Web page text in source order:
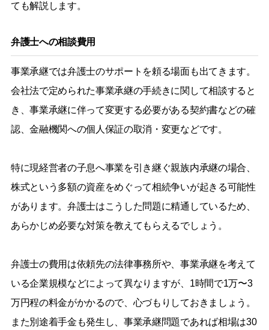
ても解説します。
弁護士への相談費用
事業承継では弁護士のサポートを頼る場面も出てきます。
会社法で定められた事業承継の手続きに関して相談すると
き、事業承継に伴って変更する必要がある契約書などの確
認、金融機関への個人保証の取消・変更などです。
特に現経営者の子息へ事業を引き継ぐ親族内承継の場合、
株式という多額の資産をめぐって相続争いが起きる可能性
があります。弁護士はこうした問題に精通しているため、
あらかじめ必要な対策を教えてもらえるでしょう。
弁護士の費用は依頼先の法律事務所や、事業承継を考えて
いる企業規模などによって異なりますが、1時間で1万〜3
万円程の料金がかかるので、心づもりしておきましょう。
また別途着手金も発生し、事業承継問題であれば相場は30